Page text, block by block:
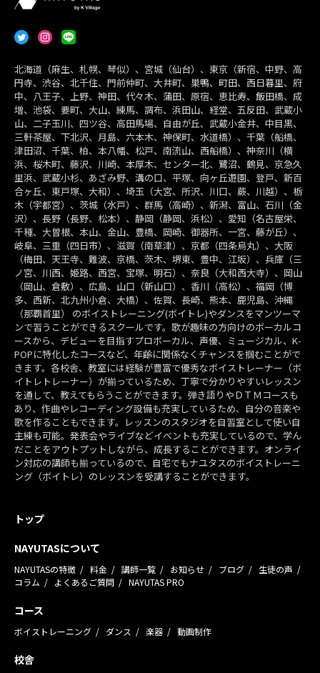
北海道（麻生、札幌、琴似）、宮城（仙台）、東京（新宿、中野、高
円寺、渋谷、北千住、門前仲町、大井町、巣鴨、町田、西日暮里、府
中、八王子、上野、神田、代々木、蒲田、原宿、恵比寿、飯田橋、成
増、池袋、要町、大山、練馬、調布、浜田山、経堂、五反田、武蔵小
山、二子玉川、四ツ谷、高田馬場、自由が丘、武蔵小金井、中目黒、
三軒茶屋、下北沢、月島、六本木、神保町、水道橋）、千葉（船橋、
津田沼、千葉、柏、本八幡、松戸、南流山、西船橋）、神奈川（横
浜、桜木町、藤沢、川崎、本厚木、センター北、鷺沼、鶴見、京急久
里浜、武蔵小杉、あざみ野、溝の口、平塚、向ヶ丘遊園、登戸、新百
合ヶ丘、東戸塚、大和）、埼玉（大宮、所沢、川口、蕨、川越）、栃
木（宇都宮）、茨城（水戸）、群馬（高崎）、新潟、富山、石川（金
沢）、長野（長野、松本）、静岡（静岡、浜松）、愛知（名古屋栄、
千種、大曽根、本山、金山、豊橋、岡崎、御器所、一宮、藤が丘）、
岐阜、三重（四日市）、滋賀（南草津）、京都（四条烏丸）、大阪
（梅田、天王寺、難波、京橋、茨木、堺東、豊中、江坂）、兵庫（三
ノ宮、川西、姫路、西宮、宝塚、明石）、奈良（大和西大寺）、岡山
（岡山、倉敷）、広島、山口（新山口）、香川（高松）、福岡（博
多、西新、北九州小倉、大橋）、佐賀、長崎、熊本、鹿児島、沖縄
（那覇首里） のボイストレーニング(ボイトレ)やダンスをマンツーマ
ンで習うことができるスクールです。歌が趣味の方向けのボーカルコ
ースから、デビューを目指すプロボーカル、声優、ミュージカル、K-
POPに特化したコースなど、年齢に関係なくチャンスを掴むことがで
きます。各校舎、教室には経験が豊富で優秀なボイストレーナー（ボ
イトレトレーナー）が揃っているため、丁寧で分かりやすいレッスン
を通して、教えてもらうことができます。弾き語りやＤＴＭコースも
あり、作曲やレコーディング設備も充実しているため、自分の音楽や
歌を作ることもできます。レッスンのスタジオを自習室として使い自
主練も可能。発表会やライブなどイベントも充実しているので、学ん
だことをアウトプットしながら、成長することができます。オンライ
ン対応の講師も揃っているので、自宅でもナユタスのボイストレーニ
ング（ボイトレ）のレッスンを受講することができます。
トップ
NAYUTASについて
NAYUTASの特徴 料金 講師一覧 お知らせ ブログ
生徒の声
コラム
よくあるご質問 NAYUTAS PRO
コース
ボイストレーニング ダンス 楽器 動画制作
校舎